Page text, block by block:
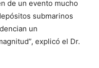
de un evento mucho
submarinos
un
explicó el Dr.